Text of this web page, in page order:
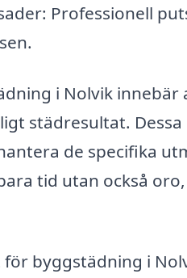
Professionell
i Nolvik innebär
städresultat.
de specifika
tid utan också
byggstädning i